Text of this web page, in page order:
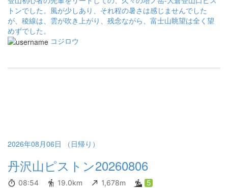
トンでした。風が少しあり、それ程の暑さは感じませんでした
が、稜線は、雲が吹き上がり、残念ながら、富士山眺望は全く望
めずでした。
コジロウ
2026年08月06日 （日帰り）
丹沢山ピストン20260806
08:54 19.0km 1,678m 5